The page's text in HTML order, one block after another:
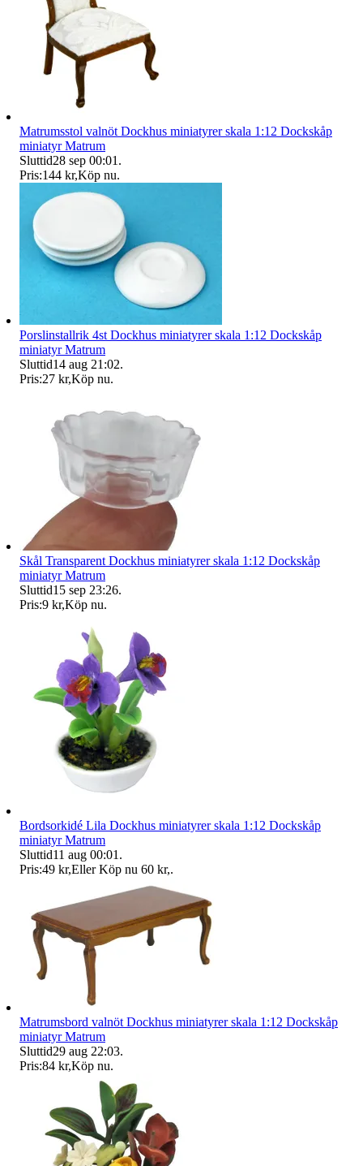
Matrumsstol valnöt Dockhus miniatyrer skala 1:12 Dockskåp
miniatyr Matrum
Sluttid28 sep 00:01 .
Pris:144 kr,Köp nu.
Porslinstallrik 4st Dockhus miniatyrer skala 1:12 Dockskåp
miniatyr Matrum
Sluttid14 aug 21:02.
Pris:27 kr,Köp nu.
Skål Transparent Dockhus miniatyrer skala 1:12 Dockskåp
miniatyr Matrum
Sluttid15 sep 23:26.
Pris:9 kr,Köp nu.
Bordsorkidé Lila Dockhus miniatyrer skala 1:12 Dockskåp
miniatyr Matrum
Sluttid11 aug 00:01 .
Pris:49 kr,Eller Köp nu 60 kr,.
Matrumsbord valnöt Dockhus miniatyrer skala 1:12 Dockskåp
miniatyr Matrum
Sluttid29 aug 22:03.
Pris:84 kr,Köp nu.